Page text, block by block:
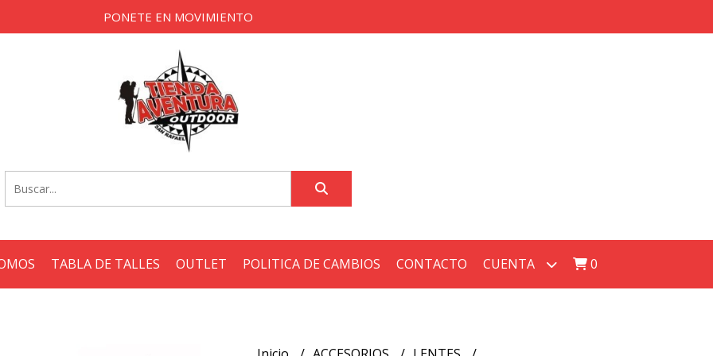
PONETE EN MOVIMIENTO
TABLA DE TALLES OUTLET POLITICA DE CAMBIOS CONTACTO CUENTA 0